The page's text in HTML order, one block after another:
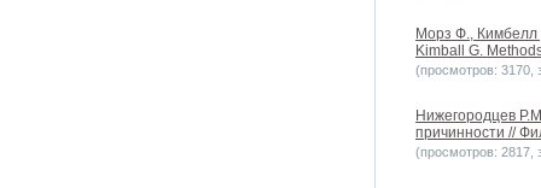
Морз Ф., Кимбелл
Kimball G.
(просмотров: 3170,
Нижегородцев
причинности //
(просмотров: 2817,